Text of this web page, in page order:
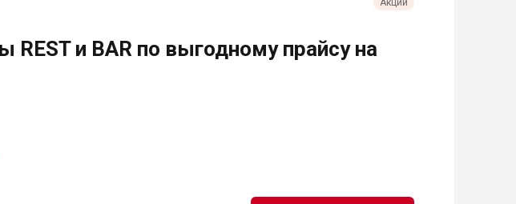
Акции
REST и BAR по выгодному прайсу на